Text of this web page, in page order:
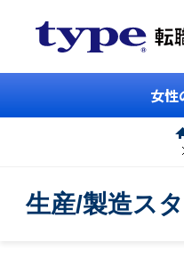
女性
生産/製造ス